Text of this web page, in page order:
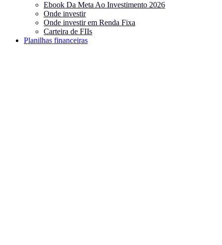
Ebook Da Meta Ao Investimento 2026
Onde investir
Onde investir em Renda Fixa
Carteira de FIIs
Planilhas financeiras